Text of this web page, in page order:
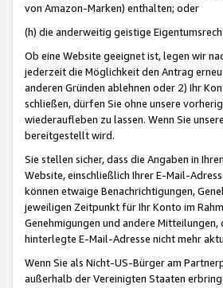
von Amazon-Marken) enthalten; oder
(h) die anderweitig geistige
Ob eine Website geeignet ist, legen wir
jederzeit die Möglichkeit den Antrag
anderen Gründen ablehnen oder 2) Ihr
schließen, dürfen Sie ohne unsere
wiederaufleben zu lassen. Wenn Sie
bereitgestellt wird.
Sie stellen sicher, dass die Angaben in
Website, einschließlich Ihrer E-Mail-
können etwaige Benachrichtigungen,
jeweiligen Zeitpunkt für Ihr Konto im
Genehmigungen und andere
hinterlegte E-Mail-Adresse nicht mehr
Wenn Sie als Nicht-US-Bürger am
außerhalb der Vereinigten Staaten